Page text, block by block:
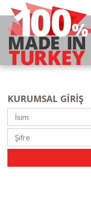
KURUMSAL GIRIŞ